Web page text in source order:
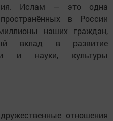
Ислам — это одна
в России
наших граждан,
вклад в развитие
и науки, культуры
отношения